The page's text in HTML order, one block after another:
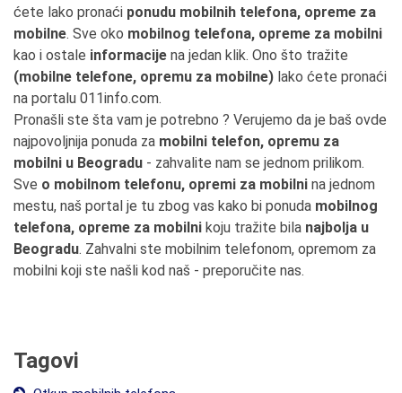
ćete lako pronaći ponudu mobilnih telefona, opreme za
mobilne. Sve oko mobilnog telefona, opreme za mobilni
kao i ostale informacije na jedan klik. Ono što tražite
(mobilne telefone, opremu za mobilne) lako ćete pronaći
na portalu 011info.com.
Pronašli ste šta vam je potrebno ? Verujemo da je baš ovde
najpovoljnija ponuda za mobilni telefon, opremu za
mobilni u Beogradu - zahvalite nam se jednom prilikom.
Sve o mobilnom telefonu, opremi za mobilni na jednom
mestu, naš portal je tu zbog vas kako bi ponuda mobilnog
telefona, opreme za mobilni koju tražite bila najbolja u
Beogradu. Zahvalni ste mobilnim telefonom, opremom za
mobilni koji ste našli kod naš - preporučite nas.
Tagovi